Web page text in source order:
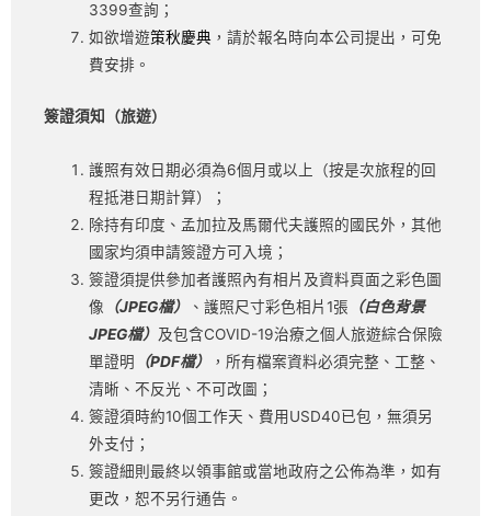
3399查詢；
如欲增遊策秋慶典 ，請於報名時向本公司提出，可免
費安排。
簽證須知（旅遊）
護照有效日期必須為6個月或以上（按是次旅程的回
程抵港日期計算）；
除持有印度、孟加拉及馬爾代夫護照的國民外，其他
國家均須申請簽證方可入境；
簽證須提供參加者護照內有相片及資料頁面之彩色圖
像 （JPEG檔） 、護照尺寸彩色相片1張 （白色背景
JPEG檔） 及包含COVID-19治療之個人旅遊綜合保險
單證明
（PDF檔）
，所有檔案資料必須完整、工整、
清晰、不反光、不可改圖；
簽證須時約10個工作天、費用USD40已包，無須另
外支付；
簽證細則最終以領事館或當地政府之公佈為準，如有
更改，恕不另行通告。